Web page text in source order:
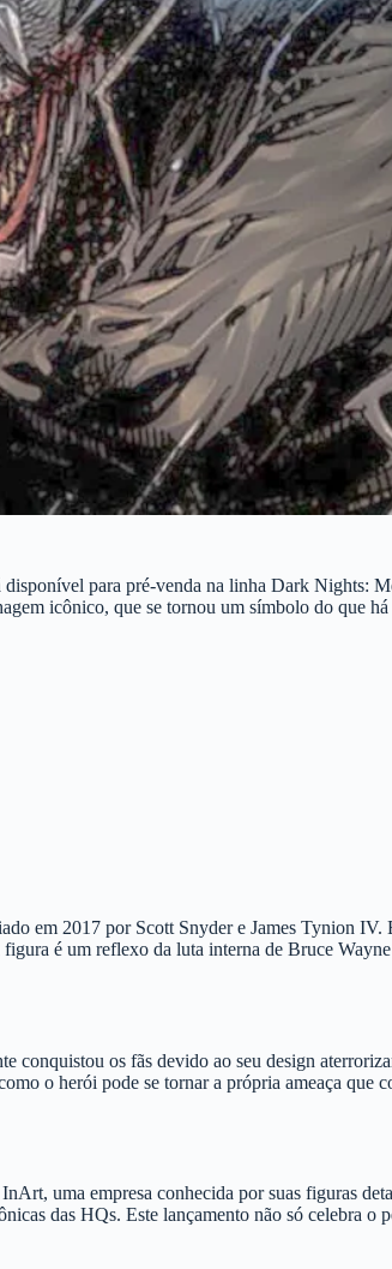
para pré-venda na linha Dark Nights:
icônico, que se tornou um símbolo do que
em 2017 por Scott Snyder e James Tynion
é um reflexo da luta interna de Bruce
conquistou os fãs devido ao seu design
o herói pode se tornar a própria ameaça que
uma empresa conhecida por suas figuras
das HQs. Este lançamento não só celebra o